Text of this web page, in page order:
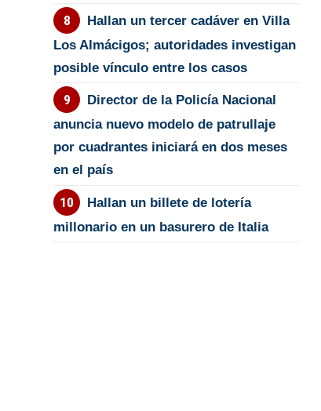
Hallan un tercer cadáver en Villa
Los Almácigos; autoridades investigan
posible vínculo entre los casos
Director de la Policía Nacional
anuncia nuevo modelo de patrullaje
por cuadrantes iniciará en dos meses
en el país
Hallan un billete de lotería
millonario en un basurero de Italia